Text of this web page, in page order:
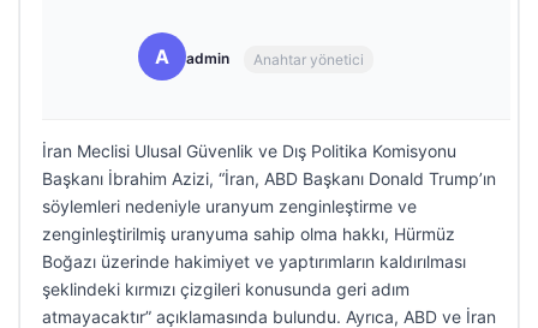
A admin Anahtar yönetici
İran Meclisi Ulusal Güvenlik ve Dış Politika Komisyonu
Başkanı İbrahim Azizi, “İran, ABD Başkanı Donald Trump’ın
söylemleri nedeniyle uranyum zenginleştirme ve
zenginleştirilmiş uranyuma sahip olma hakkı, Hürmüz
Boğazı üzerinde hakimiyet ve yaptırımların kaldırılması
şeklindeki kırmızı çizgileri konusunda geri adım
atmayacaktır” açıklamasında bulundu. Ayrıca, ABD ve İran